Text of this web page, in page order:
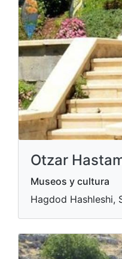
Otzar
Museos y cultura
Hagdod Hashleshi,